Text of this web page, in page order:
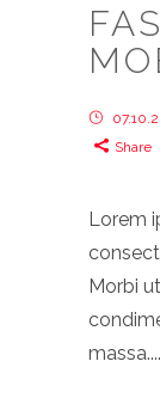
Share
Lorem
Morbi
massa....